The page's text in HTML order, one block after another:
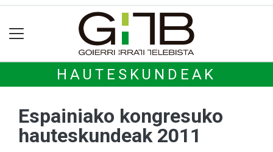
HAUTESKUNDEAK
Espainiako kongresuko
hauteskundeak 2011